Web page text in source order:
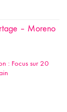
– Moreno
: Focus sur 20